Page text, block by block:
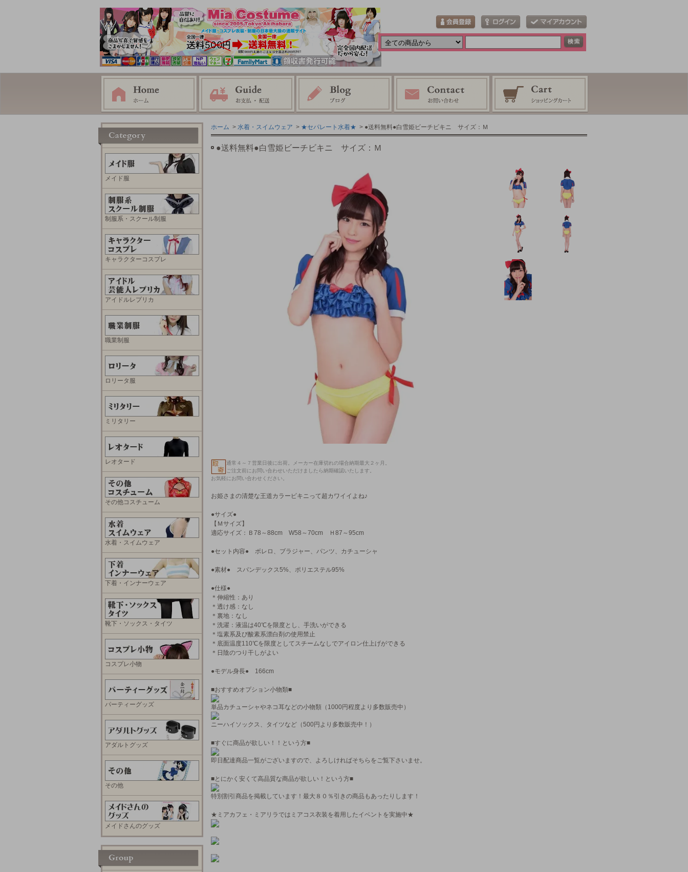
ホーム > 水着・スイムウェア > ★セパレート水着★ > ●送料無料●白雪姫ビーチビキニ サイズ：Ｍ
●送料無料●白雪姫ビーチビキニ サイズ：Ｍ
通常４～７営業日後に出荷。メーカー在庫切れの場合納期最大２ヶ月。
ご注文前にお問い合わせいただけましたら納期確認いたします。
お気軽にお問い合わせください。
お姫さまの清楚な王道カラービキニって超カワイイよね♪
●サイズ●
【Ｍサイズ】
適応サイズ：Ｂ78～88cm W58～70cm Ｈ87～95cm
●セット内容● ボレロ、ブラジャー、パンツ、カチューシャ
●素材● スパンデックス5%、ポリエステル95%
●仕様●
＊伸縮性：あり
＊透け感：なし
＊裏地：なし
＊洗濯：液温は40℃を限度とし、手洗いができる
＊塩素系及び酸素系漂白剤の使用禁止
＊底面温度110℃を限度としてスチームなしでアイロン仕上げができる
＊日陰のつり干しがよい
●モデル身長● 166cm
■おすすめオプション小物類■
単品カチューシャやネコ耳などの小物類（1000円程度より多数販売中）
ニーハイソックス、タイツなど（500円より多数販売中！）
■すぐに商品が欲しい！！という方■
即日配達商品一覧がございますので、よろしければそちらをご覧下さいませ。
■とにかく安くて高品質な商品が欲しい！という方■
特別割引商品を掲載しています！最大８０％引きの商品もあったりします！
★ミアカフェ・ミアリラではミアコス衣装を着用したイベントを実施中★
メイド服
制服系・スクール制服
キャラクターコスプレ
アイドルレプリカ
職業制服
ロリータ服
ミリタリー
レオタード
その他コスチューム
水着・スイムウェア
下着・インナーウェア
靴下・ソックス・タイツ
コスプレ小物
パーティーグッズ
アダルトグッズ
その他
メイドさんのグッズ